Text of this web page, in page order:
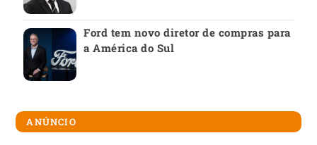
Ford tem novo diretor de compras para
a América do Sul
ANÚNCIO